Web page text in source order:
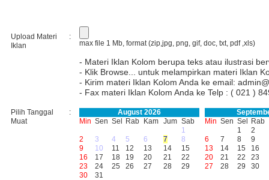
Upload Materi
Iklan
:
max file 1 Mb, format (zip,jpg, png, gif, doc, txt, pdf ,xls)
- Materi Iklan Kolom berupa teks atau ilustrasi
- Klik Browse... untuk melampirkan materi Iklan
- Kirim materi Iklan Kolom Anda ke email:
- Fax materi Iklan Kolom Anda ke Telp : ( 021 )
Pilih Tanggal
Muat
:
August 2026
Min Sen Sel Rab Kam Jum Sab
1
2
3 4 5 6 7
8
9
10 11 12 13 14
15
16
17 18 19 20 21
22
23
24 25 26 27 28
29
30
31
Min Sen Sel Rab
1
2
6
7 8 9
13
14 15 16
20
21 22 23
27
28 29 30